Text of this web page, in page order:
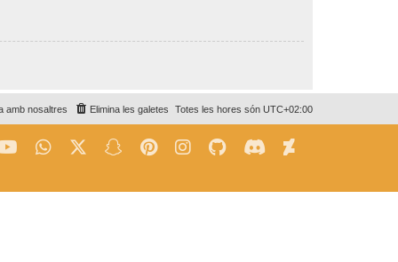
Totes les hores són UTC+02:00
Elimina les galetes
amb nosaltres